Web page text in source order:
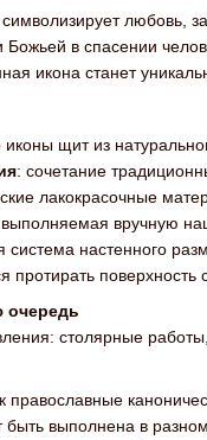
любовь,
в спасении
икона станет
иконы щит из
: сочетание
лакокрасочные
выполняемая вручную
система настенного
протирать
очередь
столярные
православные
выполнена в